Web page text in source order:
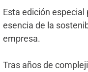
Esta edición
esencia de la
empresa.
Tras años de